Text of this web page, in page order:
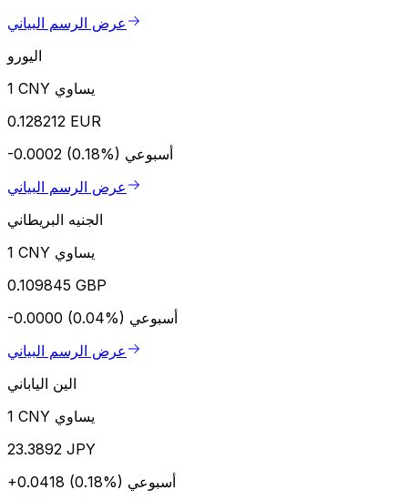
عرض الرسم البياني
اليورو
1 CNY يساوي
0.128212 EUR
-0.0002 (0.18%) أسبوعي
عرض الرسم البياني
الجنيه البريطاني
1 CNY يساوي
0.109845 GBP
-0.0000 (0.04%) أسبوعي
عرض الرسم البياني
الين الياباني
1 CNY يساوي
23.3892 JPY
+0.0418 (0.18%) أسبوعي